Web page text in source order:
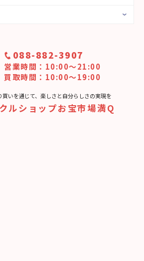
088-882-3907
営業時間：10:00〜21:00
買取時間：10:00～19:00
いを通じて、楽しさと⾃分らしさの実現を
ルショップお宝市場満Q